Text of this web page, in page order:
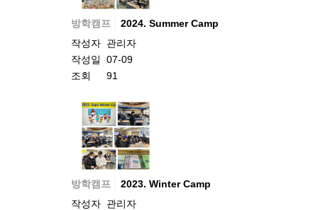
방학캠프
2024. Summer Camp
작성자 관리자
작성일
07-09
조회
91
방학캠프
2023. Winter Camp
작성자 관리자